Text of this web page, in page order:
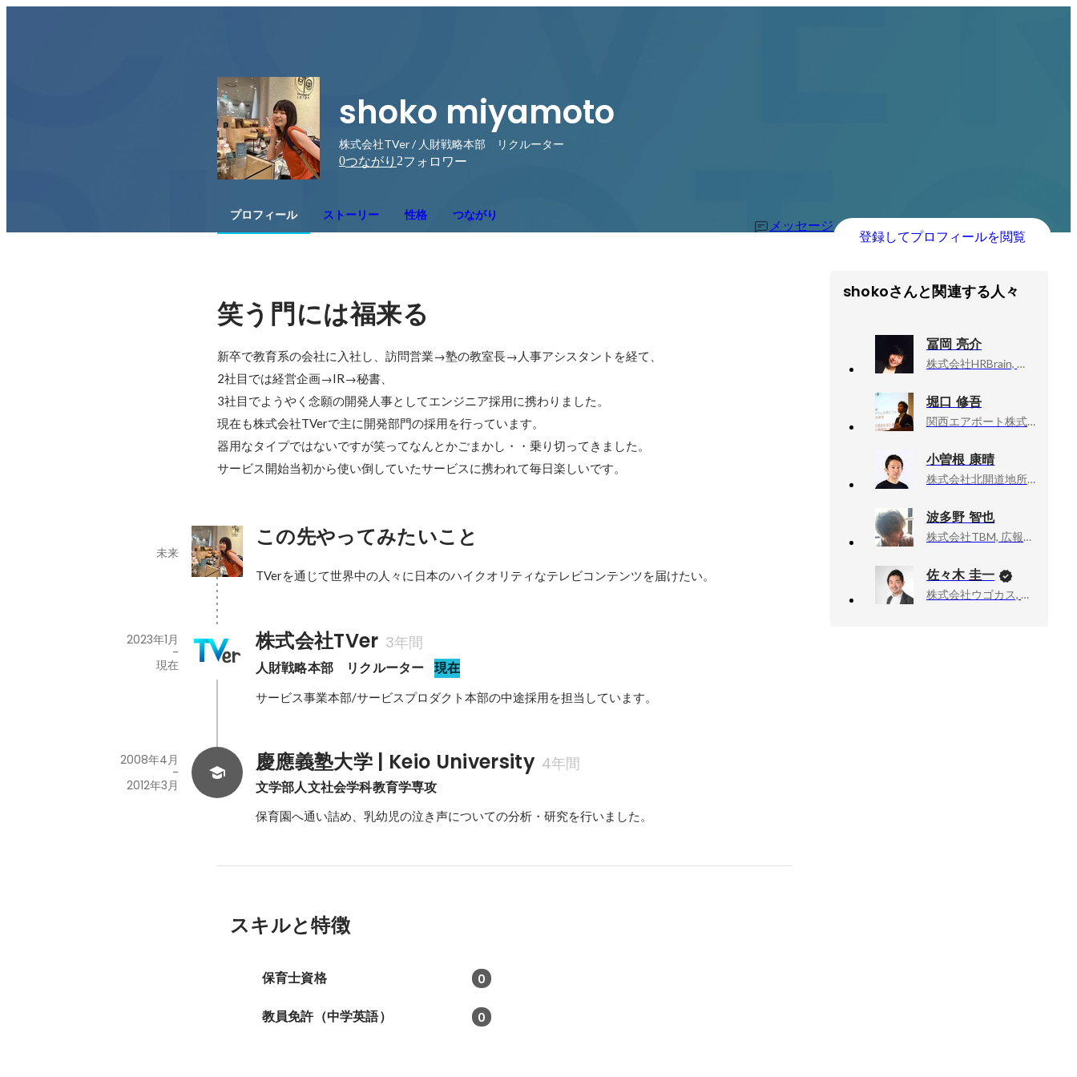
shoko miyamoto
株式会社TVer / 人財戦略本部 リクルーター
0つながり 2フォロワー
プロフィール ストーリー 性格 つながり
メッセージ
登録してプロフィールを閲覧
笑う門には福来る
新卒で教育系の会社に入社し、訪問営業→塾の教室長→人事アシスタントを経て、
2社目では経営企画→IR→秘書、
3社目でようやく念願の開発人事としてエンジニア採用に携わりました。
現在も株式会社TVerで主に開発部門の採用を行っています。
器用なタイプではないですが笑ってなんとかごまかし・・乗り切ってきました。
サービス開始当初から使い倒していたサービスに携われて毎日楽しいです。
この先やってみたいこと
未来
TVerを通じて世界中の人々に日本のハイクオリティなテレビコンテンツを届けたい。
株式会社TVer 3年間
人財戦略本部　リクルーター 現在
2023年1月
-
現在
サービス事業本部/サービスプロダクト本部の中途採用を担当しています。
慶應義塾大学 | Keio University 4年間
文学部人文社会学科教育学専攻
2008年4月
-
2012年3月
保育園へ通い詰め、乳幼児の泣き声についての分析・研究を行いました。
スキルと特徴
保育士資格 0
教員免許（中学英語） 0
shokoさんと関連する人々
冨岡 亮介
株式会社HRBrain, 執行役員 事業統括本部長
堀口 修吾
関西エアポート株式会社, HRBP
小曽根 康晴
株式会社北開道地所, 最高人事責任者 (CHRO)
波多野 智也
株式会社TBM, 広報・マーケティング部マネージャー
佐々木 圭一
株式会社ウゴカス, 代表取締役